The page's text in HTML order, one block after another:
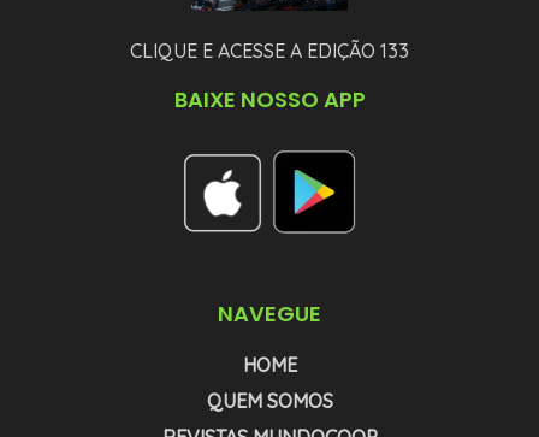
CLIQUE E ACESSE A EDIÇÃO 133
BAIXE NOSSO APP
NAVEGUE
HOME
QUEM SOMOS